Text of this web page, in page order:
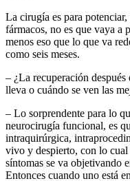
La cirugía es para
fármacos, no es que vaya a
menos eso que lo que va
como seis meses.
– ¿La recuperación
lleva o cuándo se ven las
– Lo sorprendente para lo
neurocirugía funcional, es
intraquirúrgica,
vivo y despierto, con lo
síntomas se va objetivando
Entonces cuando uno está